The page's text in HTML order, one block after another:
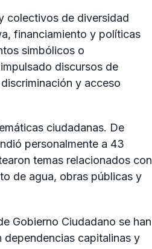
colectivos de diversidad
financiamiento y políticas
simbólicos o
discursos de
y acceso
ciudadanas. De
personalmente a 43
temas relacionados con
de agua, obras públicas y
Gobierno Ciudadano se han
dependencias capitalinas y